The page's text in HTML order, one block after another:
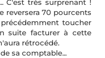
C'est très surprenant !
reversera 70 pourcents
toucher
suite facturer à cette
rétrocédé.
sa comptable...